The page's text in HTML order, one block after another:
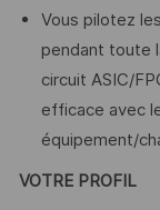
Vous pilotez
pendant toute
circuit ASIC/
efficace avec
équipement/
VOTRE PROFIL